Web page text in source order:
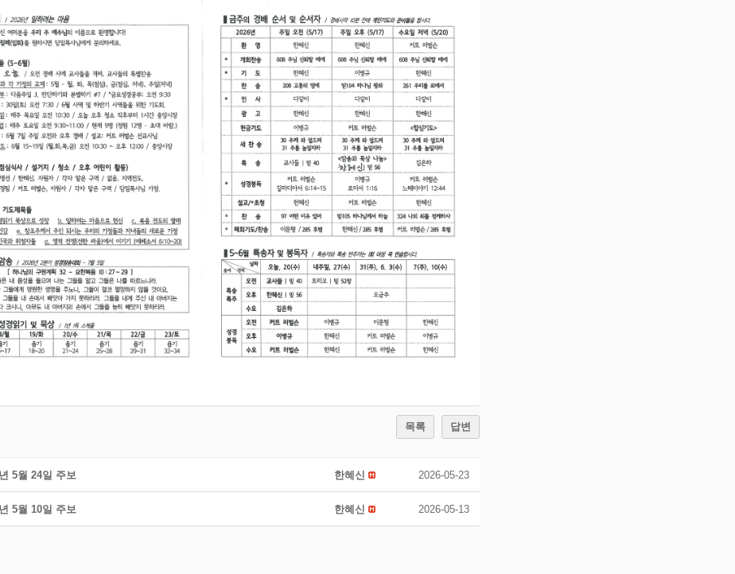
목록 답변
5월 24일 주보 한혜신 2026-05-23
5월 10일 주보 한혜신 2026-05-13